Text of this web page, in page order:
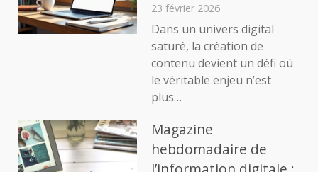
23 février 2026
Dans un univers digital
saturé, la création de
contenu devient un défi où
le véritable enjeu n’est
plus…
Magazine
hebdomadaire de